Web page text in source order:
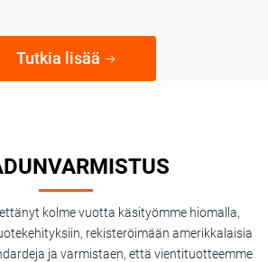
Tutkia lisää
kolme vuotta käsityömme hiomalla,
rekisteröimään amerikkalaisia
ja varmistaen, että vientituotteemme